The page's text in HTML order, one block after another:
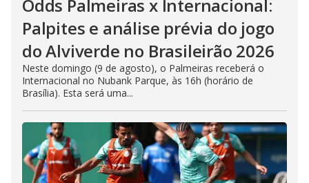
Odds Palmeiras x Internacional:
Palpites e análise prévia do jogo
do Alviverde no Brasileirão 2026
Neste domingo (9 de agosto), o Palmeiras receberá o
Internacional no Nubank Parque, às 16h (horário de
Brasília). Esta será uma...